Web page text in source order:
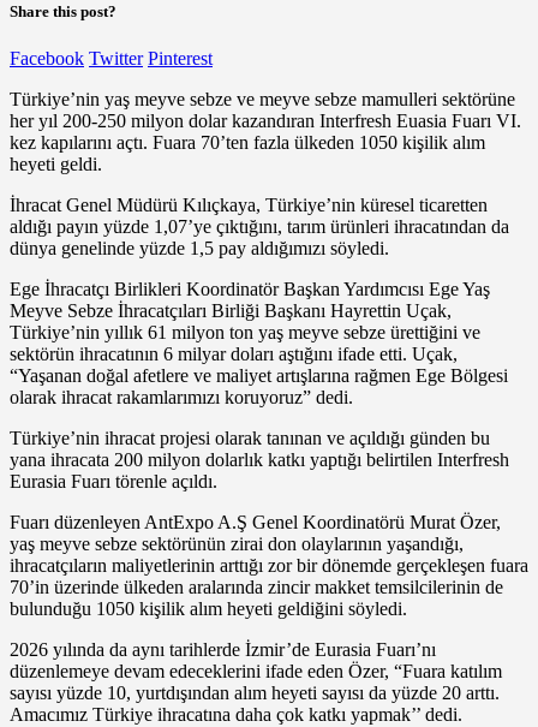
Share this post?
Facebook Twitter Pinterest
Türkiye’nin yaş meyve sebze ve meyve sebze mamulleri sektörüne
her yıl 200-250 milyon dolar kazandıran Interfresh Euasia Fuarı VI.
kez kapılarını açtı. Fuara 70’ten fazla ülkeden 1050 kişilik alım
heyeti geldi.
İhracat Genel Müdürü Kılıçkaya, Türkiye’nin küresel ticaretten
aldığı payın yüzde 1,07’ye çıktığını, tarım ürünleri ihracatından da
dünya genelinde yüzde 1,5 pay aldığımızı söyledi.
Ege İhracatçı Birlikleri Koordinatör Başkan Yardımcısı Ege Yaş
Meyve Sebze İhracatçıları Birliği Başkanı Hayrettin Uçak,
Türkiye’nin yıllık 61 milyon ton yaş meyve sebze ürettiğini ve
sektörün ihracatının 6 milyar doları aştığını ifade etti. Uçak,
“Yaşanan doğal afetlere ve maliyet artışlarına rağmen Ege Bölgesi
olarak ihracat rakamlarımızı koruyoruz” dedi.
Türkiye’nin ihracat projesi olarak tanınan ve açıldığı günden bu
yana ihracata 200 milyon dolarlık katkı yaptığı belirtilen Interfresh
Eurasia Fuarı törenle açıldı.
Fuarı düzenleyen AntExpo A.Ş Genel Koordinatörü Murat Özer,
yaş meyve sebze sektörünün zirai don olaylarının yaşandığı,
ihracatçıların maliyetlerinin arttığı zor bir dönemde gerçekleşen fuara
70’in üzerinde ülkeden aralarında zincir makket temsilcilerinin de
bulunduğu 1050 kişilik alım heyeti geldiğini söyledi.
2026 yılında da aynı tarihlerde İzmir’de Eurasia Fuarı’nı
düzenlemeye devam edeceklerini ifade eden Özer, “Fuara katılım
sayısı yüzde 10, yurtdışından alım heyeti sayısı da yüzde 20 arttı.
Amacımız Türkiye ihracatına daha çok katkı yapmak’’ dedi.